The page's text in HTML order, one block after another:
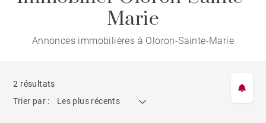
Marie
Annonces immobilières à Oloron-Sainte-Marie
2 résultats
Trier par :
Les plus récents